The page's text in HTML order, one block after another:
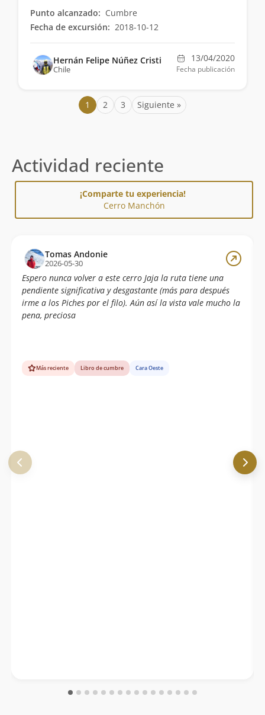
Punto alcanzado: Cumbre
Fecha de excursión: 2018-10-12
Hernán Felipe Núñez Cristi
Chile
13/04/2020
Fecha publicación
1 2 3 Siguiente »
Actividad reciente
¡Comparte tu experiencia!
Cerro Manchón
Tomas Andonie
2026-05-30
Espero nunca volver a este cerro Jaja la ruta tiene una
pendiente significativa y desgastante (más para después
irme a los Piches por el filo). Aún así la vista vale mucho la
pena, preciosa
Más reciente Libro de cumbre Cara Oeste